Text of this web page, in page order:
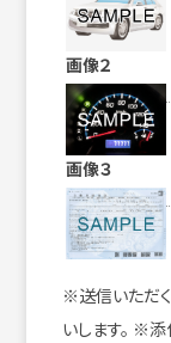
画像２
画像３
※送信いただ
いします。 ※